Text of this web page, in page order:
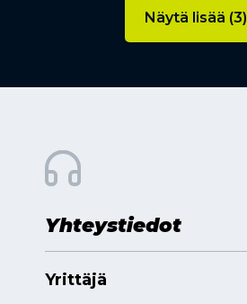
Näytä lisää (3)
Yhteystiedot
Yrittäjä